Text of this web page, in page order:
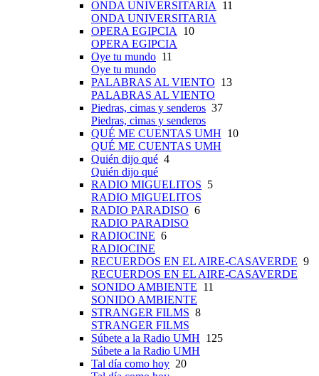
ONDA UNIVERSITARIA
11
ONDA UNIVERSITARIA
OPERA EGIPCIA
10
OPERA EGIPCIA
Oye tu mundo 11
Oye tu mundo
PALABRAS AL VIENTO 13
PALABRAS AL VIENTO
Piedras, cimas y senderos 37
Piedras, cimas y senderos
QUÉ ME CUENTAS UMH 10
QUÉ ME CUENTAS UMH
Quién dijo qué 4
Quién dijo qué
RADIO MIGUELITOS 5
RADIO MIGUELITOS
RADIO PARADISO 6
RADIO PARADISO
RADIOCINE 6
RADIOCINE
RECUERDOS EN EL AIRE-CASAVERDE 9
RECUERDOS EN EL AIRE-CASAVERDE
SONIDO AMBIENTE 11
SONIDO AMBIENTE
STRANGER FILMS 8
STRANGER FILMS
Súbete a la Radio UMH 125
Súbete a la Radio UMH
Tal día como hoy 20